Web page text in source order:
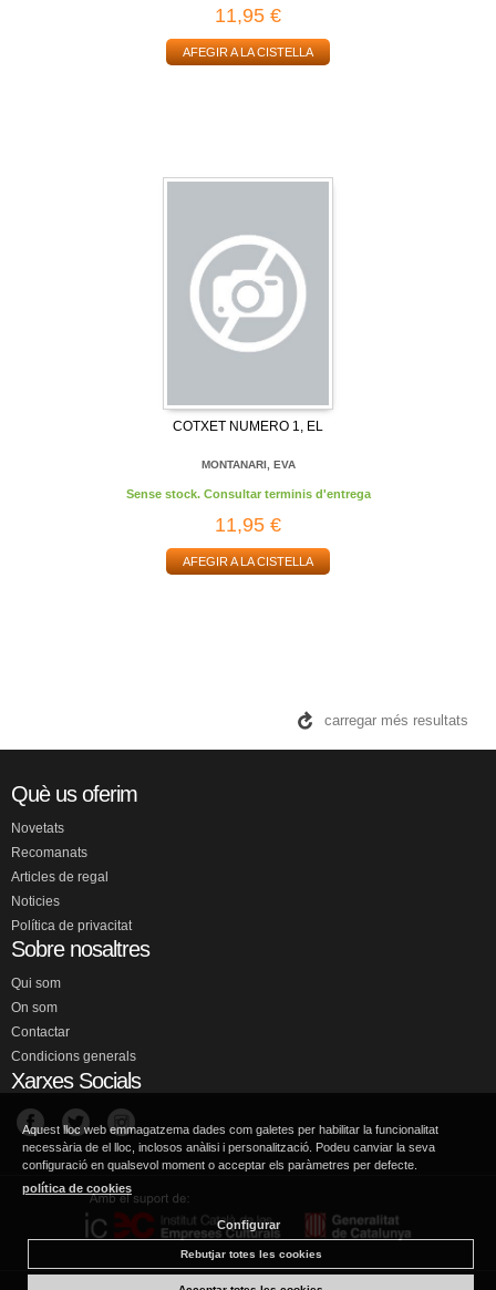
11,95 €
AFEGIR A LA CISTELLA
COTXET NUMERO 1, EL
MONTANARI, EVA
Sense stock. Consultar terminis d'entrega
11,95 €
AFEGIR A LA CISTELLA
carregar més resultats
Què us oferim
Novetats
Recomanats
Articles de regal
Noticies
Política de privacitat
Sobre nosaltres
Qui som
On som
Contactar
Condicions generals
Xarxes Socials
Aquest lloc web emmagatzema dades com galetes per habilitar la funcionalitat
necessària de el lloc, inclosos anàlisi i personalització. Podeu canviar la seva
configuració en qualsevol moment o acceptar els paràmetres per defecte.
política de cookies
Configurar
Rebutjar totes les cookies